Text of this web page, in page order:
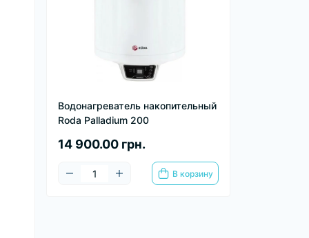
Водонагреватель накопительный
Roda Palladium 200
14 900.00 грн.
В корзину